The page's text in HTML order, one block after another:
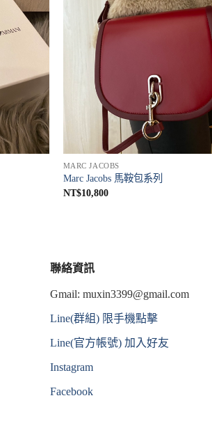
MARC JACOBS
Marc Jacobs 馬鞍包系列
NT$10,800
聯絡資訊
Gmail: muxin3399@gmail.com
Line(群組) 限手機點擊
Line(官方帳號) 加入好友
Instagram
Facebook